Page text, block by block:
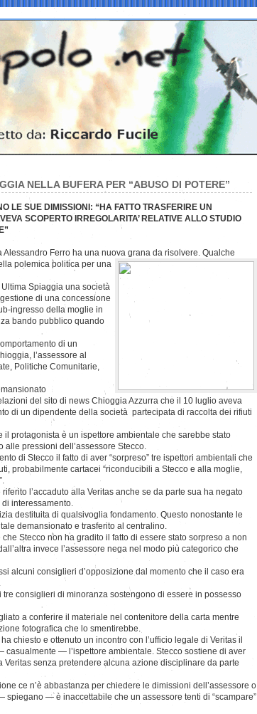
NELLA BUFERA PER “ABUSO DI POTERE”
LE SUE DIMISSIONI: “HA FATTO TRASFERIRE UN
SCOPERTO IRREGOLARITA’ RELATIVE ALLO STUDIO
Alessandro Ferro ha una nuova grana da risolvere. Qualche
polemica politica per una
Spiaggia una società
di una concessione
ingresso della moglie in
bando pubblico quando
di un
l’assessore al
Politiche Comunitarie,
del sito di news Chioggia Azzurra che il 10 luglio aveva
di un dipendente della società partecipata di raccolta dei rifiuti
il protagonista è un ispettore ambientale che sarebbe stato
alle pressioni dell’assessore Stecco.
di Stecco il fatto di aver “sorpreso” tre ispettori ambientali che
probabilmente cartacei “riconducibili a Stecco e alla moglie,
l’accaduto alla Veritas anche se da parte sua ha negato
interessamento.
destituita di qualsivoglia fondamento. Questo nonostante le
demansionato e trasferito al centralino.
che Stecco non ha gradito il fatto di essere stato sorpreso a non
invece l’assessore nega nel modo più categorico che
alcuni consiglieri d’opposizione dal momento che il caso era
tre consiglieri di minoranza sostengono di essere in possesso
a conferire il materiale nel contenitore della carta mentre
fotografica che lo smentirebbe.
chiesto e ottenuto un incontro con l’ufficio legale di Veritas il
— l’ispettore ambientale. Stecco sostiene di aver
Veritas senza pretendere alcuna azione disciplinare da parte
ce n’è abbastanza per chiedere le dimissioni dell’assessore o
spiegano — è inaccettabile che un assessore tenti di “scampare”